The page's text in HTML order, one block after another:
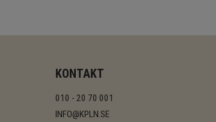
KONTAKT
010 - 20 70 001
INFO@KPLN.SE